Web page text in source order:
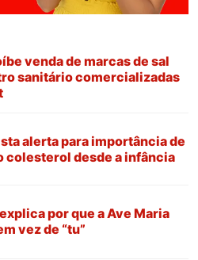
venda de marcas de sal
sanitário comercializadas
alerta para importância de
colesterol desde a infância
por que a Ave Maria
vez de “tu”